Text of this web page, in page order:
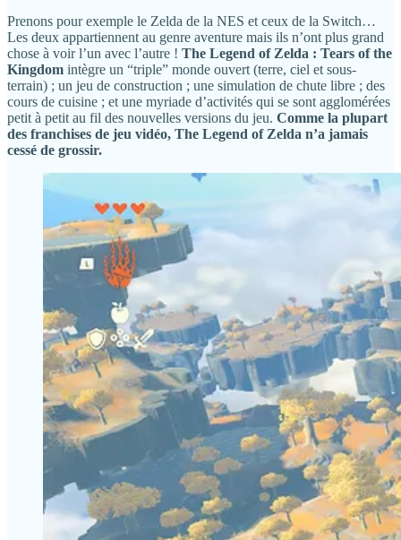
Prenons pour exemple le Zelda de la NES et ceux de la Switch…
Les deux appartiennent au genre aventure mais ils n’ont plus grand
chose à voir l’un avec l’autre ! The Legend of Zelda : Tears of the
Kingdom intègre un “triple” monde ouvert (terre, ciel et sous-
terrain) ; un jeu de construction ; une simulation de chute libre ; des
cours de cuisine ; et une myriade d’activités qui se sont agglomérées
petit à petit au fil des nouvelles versions du jeu. Comme la plupart
des franchises de jeu vidéo, The Legend of Zelda n’a jamais
cessé de grossir.